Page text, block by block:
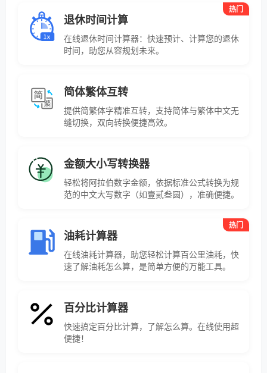
退休时间计算
在线退休时间计算器：快速预计、计算您的退休
时间，助您从容规划未来。
热门
简体繁体互转
提供简繁体字精准互转，支持简体与繁体中文无
缝切换，双向转换便捷高效。
金额大小写转换器
轻松将阿拉伯数字金额，依据标准公式转换为规
范的中文大写数字（如壹贰叁圆），准确便捷。
油耗计算器
在线油耗计算器，助您轻松计算百公里油耗，快
速了解油耗怎么算，是简单方便的万能工具。
热门
百分比计算器
快速搞定百分比计算，了解怎么算。在线使用超
便捷！